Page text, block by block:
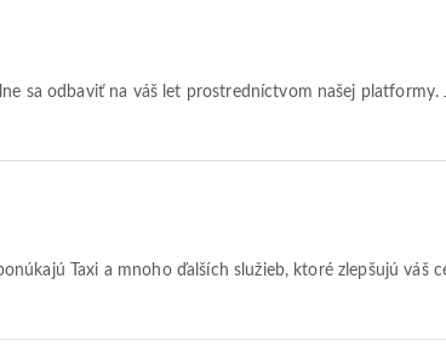
Taxi a mnoho ďalších služieb, ktoré zlepšujú váš